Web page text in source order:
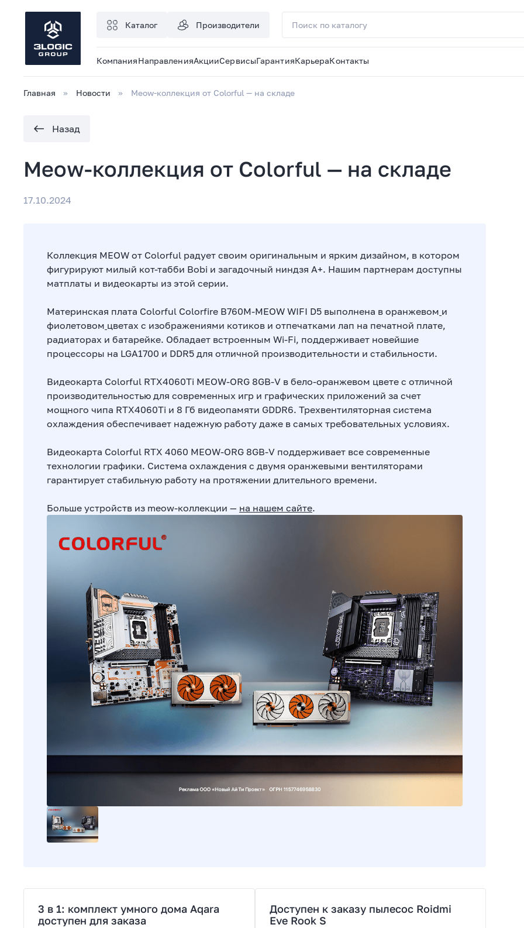
Каталог Производители
КомпанияНаправленияАкцииСервисыГарантияКарьераКонтакты
Главная Новости Meow-коллекция от Colorful — на складе
Назад
Meow-коллекция от Colorful — на складе
17.10.2024
Коллекция MEOW от Colorful радует своим оригинальным и ярким дизайном, в котором
фигурируют милый кот-табби Bobi и загадочный ниндзя А+. Нашим партнерам доступны
матплаты и видеокарты из этой серии.
Материнская плата Colorful Colorfire B760M-MEOW WIFI D5 выполнена в оранжевом и
фиолетовом цветах с изображениями котиков и отпечатками лап на печатной плате,
радиаторах и батарейке. Обладает встроенным Wi-Fi, поддерживает новейшие
процессоры на LGA1700 и DDR5 для отличной производительности и стабильности.
Видеокарта Colorful RTX4060Ti MEOW-ORG 8GB-V в бело-оранжевом цвете с отличной
производительностью для современных игр и графических приложений за счет
мощного чипа RTX4060Ti и 8 Гб видеопамяти GDDR6. Трехвентиляторная система
охлаждения обеспечивает надежную работу даже в самых требовательных условиях.
Видеокарта Colorful RTX 4060 MEOW-ORG 8GB-V поддерживает все современные
технологии графики. Система охлаждения с двумя оранжевыми вентиляторами
гарантирует стабильную работу на протяжении длительного времени.
Больше устройств из meow-коллекции — на нашем сайте.
3 в 1: комплект умного дома Aqara
доступен для заказа
Доступен к заказу пылесос Roidmi
Eve Rook S